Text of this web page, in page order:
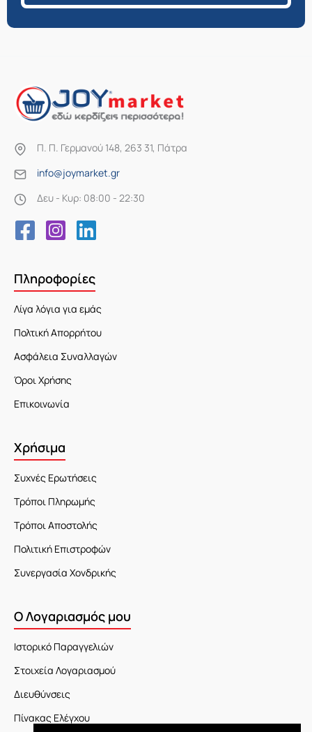
Π. Π. Γερμανού 148, 263 31, Πάτρα
info@joymarket.gr
Δευ - Κυρ: 08:00 - 22:30
Πληροφορίες
Λίγα λόγια για εμάς
Πολτική Απορρήτου
Ασφάλεια Συναλλαγών
Όροι Χρήσης
Επικοινωνία
Χρήσιμα
Συχνές Ερωτήσεις
Τρόποι Πληρωμής
Τρόποι Αποστολής
Πολιτική Επιστροφών
Συνεργασία Χονδρικής
Ο Λογαριασμός μου
Ιστορικό Παραγγελιών
Στοιχεία Λογαριασμού
Διευθύνσεις
Πίνακας Ελέγχου